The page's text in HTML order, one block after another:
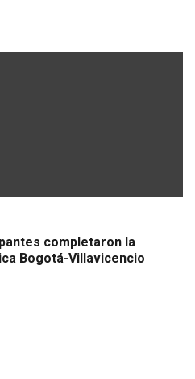
completaron la
Bogotá-Villavicencio